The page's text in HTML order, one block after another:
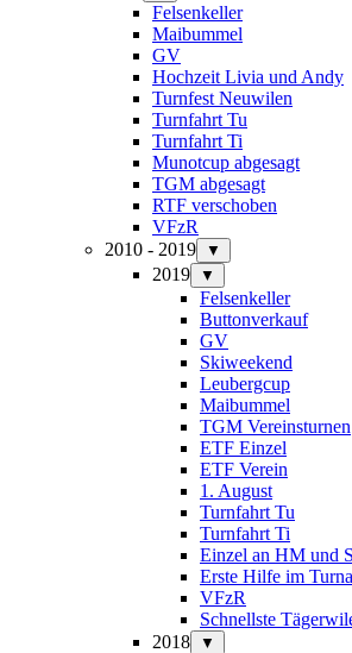
Felsenkeller
Maibummel
GV
Hochzeit Livia und Andy
Turnfest Neuwilen
Turnfahrt Tu
Turnfahrt Ti
Munotcup abgesagt
TGM abgesagt
RTF verschoben
VFzR
2010 - 2019
▼
2019 ▼
Felsenkeller
Buttonverkauf
GV
Skiweekend
Leubergcup
Maibummel
TGM Vereinsturnen
ETF Einzel
ETF Verein
1. August
Turnfahrt Tu
Turnfahrt Ti
Einzel an HM und
Erste Hilfe im
VFzR
Schnellste
2018
▼